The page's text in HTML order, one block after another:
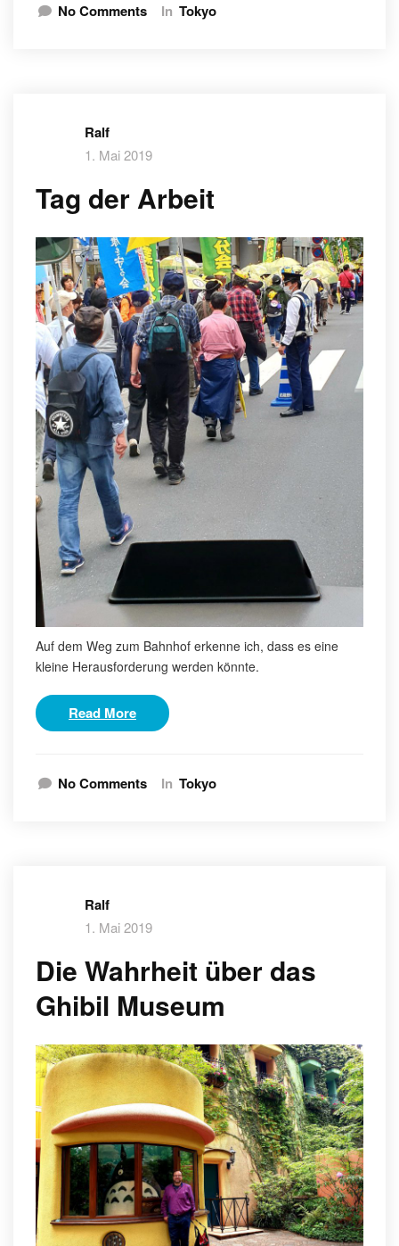
No Comments In Tokyo
Ralf
1. Mai 2019
Tag der Arbeit
Auf dem Weg zum Bahnhof erkenne ich, dass es eine
kleine Herausforderung werden könnte.
Read More
No Comments In Tokyo
Ralf
1. Mai 2019
Die Wahrheit über das
Ghibil Museum